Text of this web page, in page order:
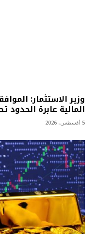
وزير الاستثمار:
المالية عابرة الحدود
5 أغسطس، 2026